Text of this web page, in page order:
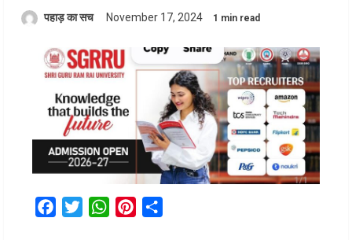
पहाड़ का सच November 17, 2024 1 min read
FacebookTwitterWhatsAppPinterest